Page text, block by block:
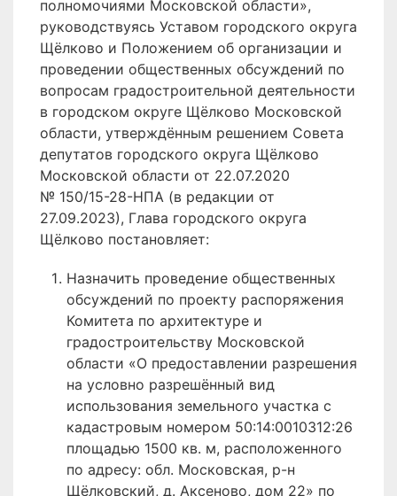
полномочиями Московской области»,
руководствуясь Уставом городского округа
Щёлково и Положением об организации и
проведении общественных обсуждений по
вопросам градостроительной деятельности
в городском округе Щёлково Московской
области, утверждённым решением Совета
депутатов городского округа Щёлково
Московской области от 22.07.2020
№ 150/15-28-НПА (в редакции от
27.09.2023), Глава городского округа
Щёлково постановляет:
Назначить проведение общественных
обсуждений по проекту распоряжения
Комитета по архитектуре и
градостроительству Московской
области «О предоставлении разрешения
на условно разрешённый вид
использования земельного участка с
кадастровым номером 50:14:0010312:26
площадью 1500 кв. м, расположенного
по адресу: обл. Московская, р-н
Щёлковский, д. Аксеново, дом 22» по